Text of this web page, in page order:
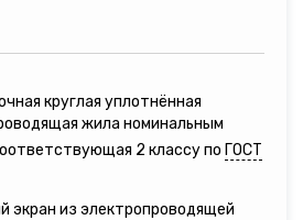
круглая уплотнённая
жила номинальным
2 классу по ГОСТ
экран из электропроводящей